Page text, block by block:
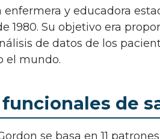
1980. Su objetivo era
de datos de los
el mundo.
de